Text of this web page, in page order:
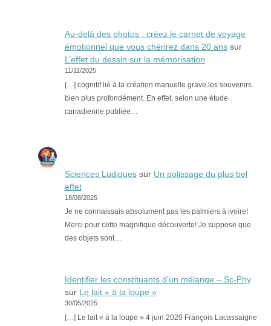
Au-delà des photos : créez le carnet de voyage
émotionnel que vous chérirez dans 20 anssur
L’effet du dessin sur la mémorisation
11/11/2025
[…] cognitif lié à la création manuelle grave les souvenirs
bien plus profondément. En effet, selon une étude
canadienne publiée…
Sciences Ludiquessur Un polissage du plus bel
effet
18/08/2025
Je ne connaissais absolument pas les palmiers à ivoire!
Merci pour cette magnifique découverte! Je suppose que
des objets sont…
Identifier les constituants d’un mélange – Sc-Phy
sur Le lait « à la loupe »
30/05/2025
[…] Le lait « à la loupe » 4 juin 2020 François Lacassaigne